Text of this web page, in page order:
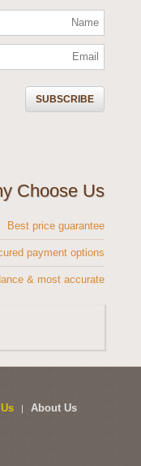
Choose Us
Best price guarantee
payment options
& most accurate
About Us